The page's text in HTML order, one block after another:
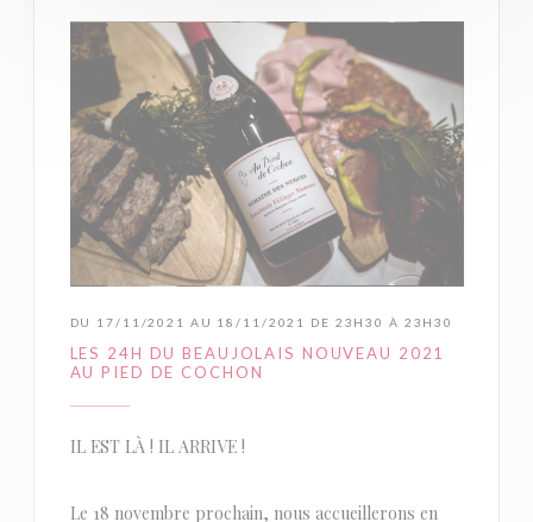
DU 17/11/2021 AU 18/11/2021 DE 23H30 À 23H30
LES 24H DU BEAUJOLAIS NOUVEAU 2021
AU PIED DE COCHON
IL EST LÀ ! IL ARRIVE !
Le 18 novembre prochain, nous accueillerons en